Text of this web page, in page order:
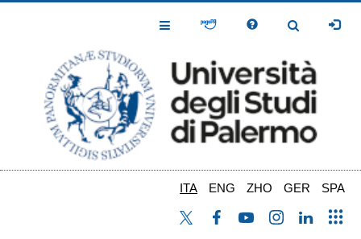
Toggle
Toggle
ITA ENG ZHO GER SPA